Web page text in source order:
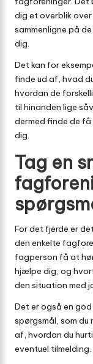
dig et overblik over
sammenligne på
dig.
Det kan for
finde ud af, hvad
hvordan de
til hinanden lige
dermed finde de
dig.
Tag en
For det fjerde er
den enkelte
fagperson få at
hjælpe dig, og
den situation med
Det er også en
spørgsmål, som du
af, hvordan du
eventuel tilmelding.